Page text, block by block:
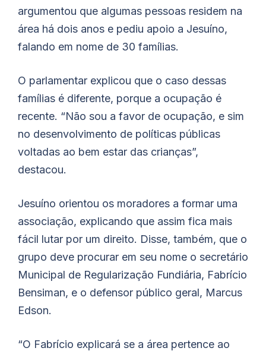
argumentou que algumas pessoas residem na
área há dois anos e pediu apoio a Jesuíno,
falando em nome de 30 famílias.
O parlamentar explicou que o caso dessas
famílias é diferente, porque a ocupação é
recente. “Não sou a favor de ocupação, e sim
no desenvolvimento de políticas públicas
voltadas ao bem estar das crianças”,
destacou.
Jesuíno orientou os moradores a formar uma
associação, explicando que assim fica mais
fácil lutar por um direito. Disse, também, que o
grupo deve procurar em seu nome o secretário
Municipal de Regularização Fundiária, Fabrício
Bensiman, e o defensor público geral, Marcus
Edson.
“O Fabrício explicará se a área pertence ao